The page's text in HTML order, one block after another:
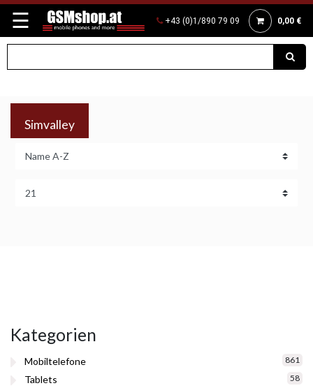
☰ +43 (0)1/890 79 09 0,00 €
Simvalley
Kategorien
Mobiltelefone 861
Tablets 58